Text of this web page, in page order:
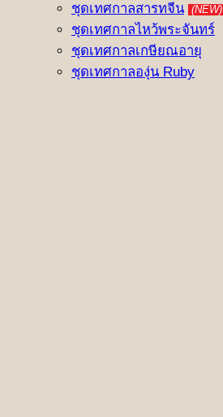
ชุดเทศกาลสารทจีน (NEW)
ชุดเทศกาลไหว้พระจันทร์
ชุดเทศกาลเกษียณอายุ
ชุดเทศกาลองุ่น Ruby